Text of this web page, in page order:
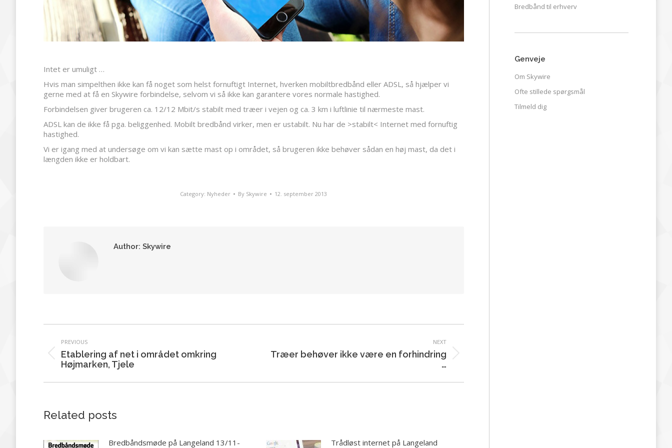
Intet er umuligt …
Hvis man simpelthen ikke kan få noget som helst fornuftigt Internet, hverken mobiltbredbånd eller ADSL, så hjælper vi
gerne med at få en Skywire forbindelse, selvom vi så ikke kan garantere vores normale hastighed.
Forbindelsen giver brugeren ca. 12/12 Mbit/s stabilt med træer i vejen og ca. 3 km i luftlinie til nærmeste mast.
ADSL kan de ikke få pga. beliggenhed. Mobilt bredbånd virker, men er ustabilt. Nu har de >stabilt< Internet med fornuftig
hastighed.
Vi er igang med at undersøge om vi kan sætte mast op i området, så brugeren ikke behøver sådan en høj mast, da det i
længden ikke er holdbart.
Category: Nyheder By Skywire 12. september 2013
Author: Skywire
navigation
PREVIOUS
Previous
post:
Etablering af net i området omkring
Højmarken, Tjele
NEXT
Next
Træer behøver ikke være en forhindring
…
Related posts
Bredbåndsmøde på Langeland 13/11-
Trådløst internet på Langeland
Bredbånd til erhverv
Genveje
Om Skywire
Ofte stillede spørgsmål
Tilmeld dig